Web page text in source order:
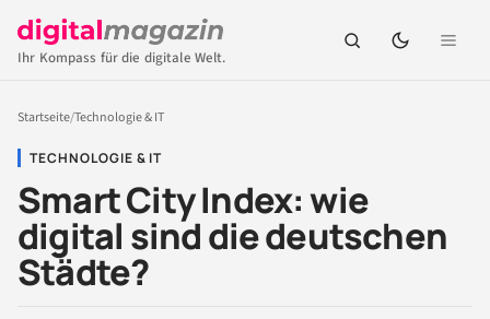
Ihr Kompass für die digitale Welt.
Startseite/Technologie & IT
TECHNOLOGIE & IT
Smart City Index: wie
digital sind die deutschen
Städte?